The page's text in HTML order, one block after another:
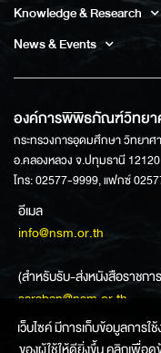
Knowledge & Research
News & Events
องค์การพิพิธภัณฑ์วิทยา
กระทรวงการอุดมศึกษา วิทยา
อ.คลองหลวง จ.ปทุมธานี 12120
โทร: 02577-9999, แฟกซ์
อีเมล
info@nsm.or.th
(สำหรับรับ-ส่งหนังสือราชกา
saraban@nsm.or.th
เว็บไซค์ มีการเก็บข้อมูลการ